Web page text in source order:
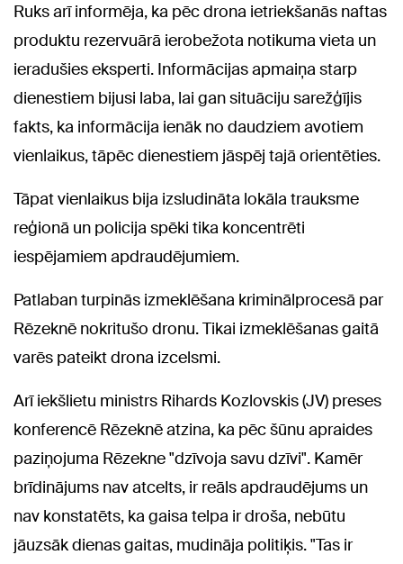
Ruks arī informēja, ka pēc drona ietriekšanās naftas
produktu rezervuārā ierobežota notikuma vieta un
ieradušies eksperti. Informācijas apmaiņa starp
dienestiem bijusi laba, lai gan situāciju sarežģījis
fakts, ka informācija ienāk no daudziem avotiem
vienlaikus, tāpēc dienestiem jāspēj tajā orientēties.
Tāpat vienlaikus bija izsludināta lokāla trauksme
reģionā un policija spēki tika koncentrēti
iespējamiem apdraudējumiem.
Patlaban turpinās izmeklēšana kriminālprocesā par
Rēzeknē nokritušo dronu. Tikai izmeklēšanas gaitā
varēs pateikt drona izcelsmi.
Arī iekšlietu ministrs Rihards Kozlovskis (JV) preses
konferencē Rēzeknē atzina, ka pēc šūnu apraides
paziņojuma Rēzekne "dzīvoja savu dzīvi". Kamēr
brīdinājums nav atcelts, ir reāls apdraudējums un
nav konstatēts, ka gaisa telpa ir droša, nebūtu
jāuzsāk dienas gaitas, mudināja politiķis. "Tas ir